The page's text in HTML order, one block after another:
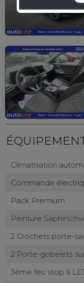
Climatisation
Commande
Pack Premium
Peinture
2 Crochets porte-
2 Porte-gobelets
3ème feu stop à